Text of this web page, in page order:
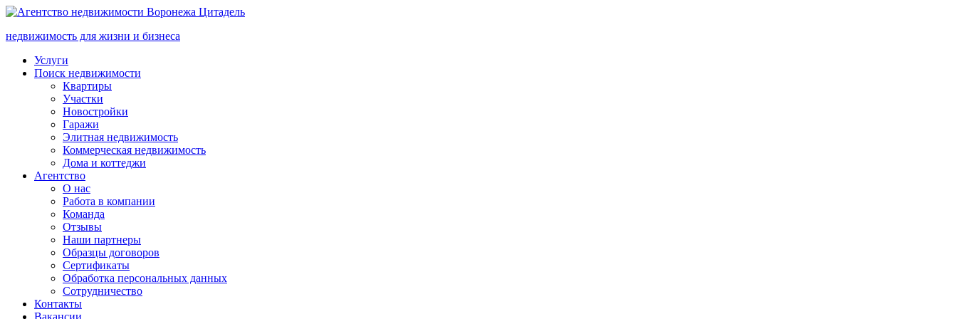
недвижимость для жизни и бизнеса
Услуги
Поиск недвижимости
Квартиры
Участки
Новостройки
Гаражи
Элитная недвижимость
Коммерческая недвижимость
Дома и коттеджи
Агентство
О нас
Работа в компании
Команда
Отзывы
Наши партнеры
Образцы договоров
Сертификаты
Обработка персональных данных
Сотрудничество
Контакты
Вакансии